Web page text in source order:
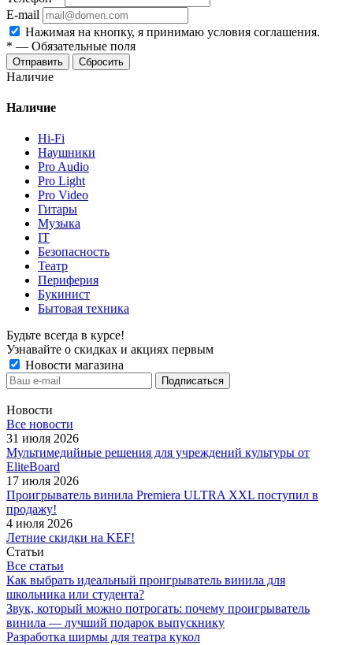
E-mail
Нажимая на кнопку, я принимаю условия соглашения.
* — Обязательные поля
Отправить Сбросить
Наличие
Наличие
Hi-Fi
Наушники
Pro Audio
Pro Light
Pro Video
Гитары
Музыка
IT
Безопасность
Театр
Периферия
Букинист
Бытовая техника
Будьте всегда в курсе!
Узнавайте о скидках и акциях первым
Новости магазина
Новости
Все новости
31 июля 2026
Мультимедийные решения для учреждений культуры от
EliteBoard
17 июля 2026
Проигрыватель винила Premiera ULTRA XXL поступил в
продажу!
4 июля 2026
Летние скидки на KEF!
Статьи
Все статьи
Как выбрать идеальный проигрыватель винила для
школьника или студента?
Звук, который можно потрогать: почему проигрыватель
винила — лучший подарок выпускнику
Разработка ширмы для театра кукол